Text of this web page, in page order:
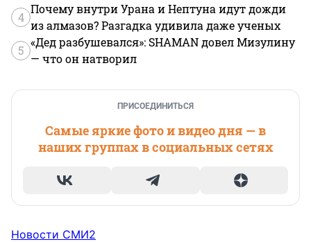
4
Почему внутри Урана и Нептуна идут дожди
из алмазов? Разгадка удивила даже ученых
5
«Дед разбушевался»: SHAMAN довел Мизулину
— что он натворил
ПРИСОЕДИНИТЬСЯ
Самые яркие фото и видео дня — в
наших группах в социальных сетях
Новости СМИ2